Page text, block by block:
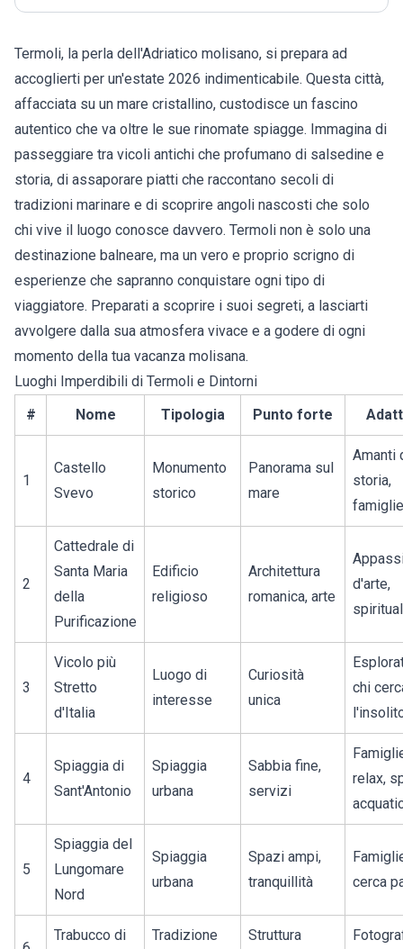
Termoli, la perla dell'Adriatico molisano, si prepara ad
accoglierti per un'estate 2026 indimenticabile. Questa città,
affacciata su un mare cristallino, custodisce un fascino
autentico che va oltre le sue rinomate spiagge. Immagina di
passeggiare tra vicoli antichi che profumano di salsedine e
storia, di assaporare piatti che raccontano secoli di
tradizioni marinare e di scoprire angoli nascosti che solo
chi vive il luogo conosce davvero. Termoli non è solo una
destinazione balneare, ma un vero e proprio scrigno di
esperienze che sapranno conquistare ogni tipo di
viaggiatore. Preparati a scoprire i suoi segreti, a lasciarti
avvolgere dalla sua atmosfera vivace e a godere di ogni
momento della tua vacanza molisana.
Luoghi Imperdibili di Termoli e Dintorni
#
Nome Tipologia Punto forte
1
Castello
Svevo
Monumento
storico
Panorama sul
mare
Amanti
storia,
famiglie
2
Cattedrale di
Santa Maria
della
Purificazione
Edificio
religioso
Architettura
romanica, arte
d'arte,
3
Vicolo più
Stretto
d'Italia
Luogo di
interesse
Curiosità
unica
chi
4
Spiaggia di
Sant'Antonio
Spiaggia
urbana
Sabbia fine,
servizi
relax,
5
Spiaggia del
Lungomare
Nord
Spiaggia
urbana
Spazi ampi,
tranquillità
cerca
Trabucco di Tradizione Struttura